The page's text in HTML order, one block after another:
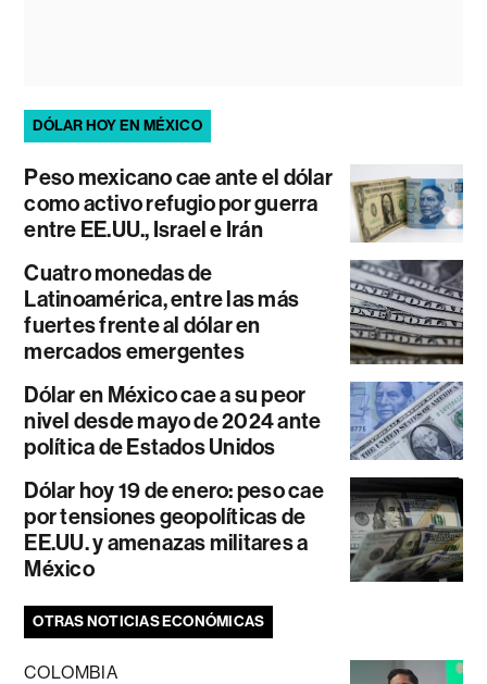
DÓLAR HOY EN MÉXICO
Peso mexicano cae ante el dólar
como activo refugio por guerra
entre EE.UU., Israel e Irán
Cuatro monedas de
Latinoamérica, entre las más
fuertes frente al dólar en
mercados emergentes
Dólar en México cae a su peor
nivel desde mayo de 2024 ante
política de Estados Unidos
Dólar hoy 19 de enero: peso cae
por tensiones geopolíticas de
EE.UU. y amenazas militares a
México
OTRAS NOTICIAS ECONÓMICAS
COLOMBIA